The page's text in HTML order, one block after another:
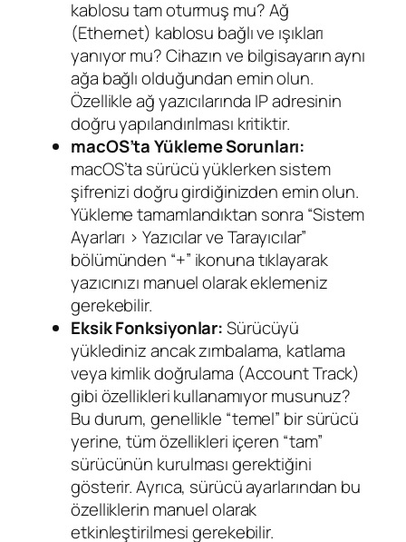
kablosu tam oturmuş mu? Ağ
(Ethernet) kablosu bağlı ve ışıkları
yanıyor mu? Cihazın ve bilgisayarın aynı
ağa bağlı olduğundan emin olun.
Özellikle ağ yazıcılarında IP adresinin
doğru yapılandırılması kritiktir.
macOS’ta Yükleme Sorunları:
macOS’ta sürücü yüklerken sistem
şifrenizi doğru girdiğinizden emin olun.
Yükleme tamamlandıktan sonra “Sistem
Ayarları > Yazıcılar ve Tarayıcılar”
bölümünden “+” ikonuna tıklayarak
yazıcınızı manuel olarak eklemeniz
gerekebilir.
Eksik Fonksiyonlar:Sürücüyü
yüklediniz ancak zımbalama, katlama
veya kimlik doğrulama (Account Track)
gibi özellikleri kullanamıyor musunuz?
Bu durum, genellikle “temel” bir sürücü
yerine, tüm özellikleri içeren “tam”
sürücünün kurulması gerektiğini
gösterir. Ayrıca, sürücü ayarlarından bu
özelliklerin manuel olarak
etkinleştirilmesi gerekebilir.